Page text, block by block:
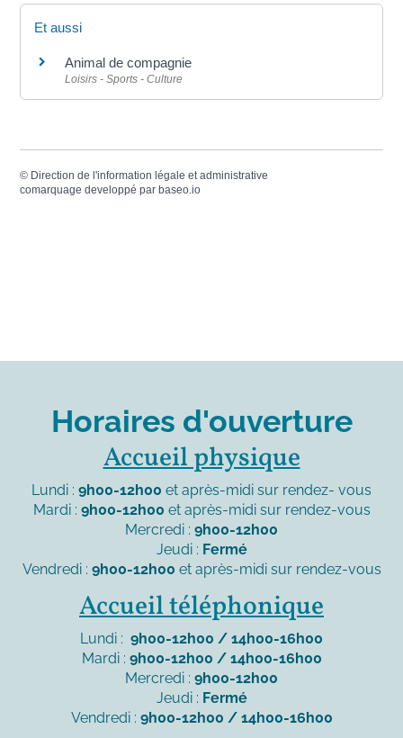
Et aussi
Animal de compagnie
Loisirs - Sports - Culture
© Direction de l'information légale et administrative
comarquage developpé parbaseo.io
Horaires d'ouverture
Accueil physique
Lundi : 9h00-12h00 et après-midi sur rendez- vous
Mardi : 9h00-12h00 et après-midi sur rendez-vous
Mercredi : 9h00-12h00
Jeudi : Fermé
Vendredi : 9h00-12h00 et après-midi sur rendez-vous
Accueil téléphonique
Lundi : 9h00-12h00 / 14h00-16h00
Mardi : 9h00-12h00 / 14h00-16h00
Mercredi : 9h00-12h00
Jeudi : Fermé
Vendredi : 9h00-12h00 / 14h00-16h00